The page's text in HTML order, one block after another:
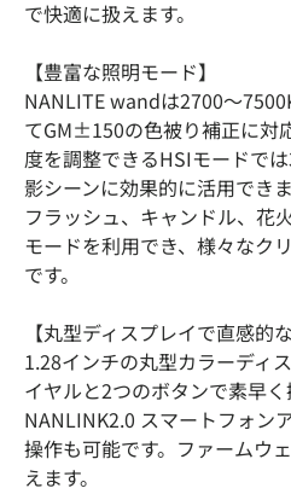
で快適に扱えます。
【豊富な照明モード】
NANLITE wandは2700～
てGM±150の色被り補正に対
度を調整できるHSIモードで
影シーンに効果的に活用でき
フラッシュ、キャンドル、花
モードを利用でき、様々なク
です。
【丸型ディスプレイで直感的
1.28インチの丸型カラーディ
イヤルと2つのボタンで素早く
NANLINK2.0 スマートフォン
操作も可能です。ファームウ
えます。